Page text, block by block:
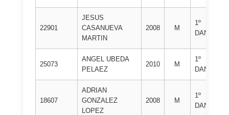
22901
JESUS
CASANUEVA
MARTIN
2008 M
1º
DAN
25073
ANGEL UBEDA
PELAEZ
2010 M
1º
DAN
18607
ADRIAN
GONZALEZ
LOPEZ
2008 M
1º
DAN